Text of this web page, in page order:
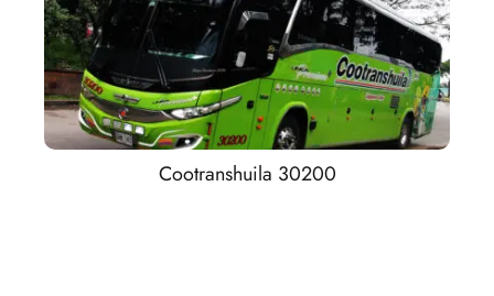
Cootranshuila 30200